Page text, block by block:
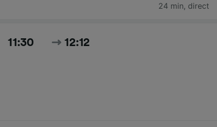
24 min, direct
11:30 12:12